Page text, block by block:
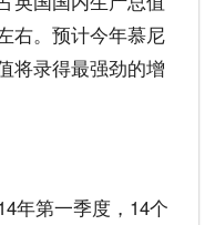
右。预计今年慕尼
将录得最强劲的增
第一季度，14个